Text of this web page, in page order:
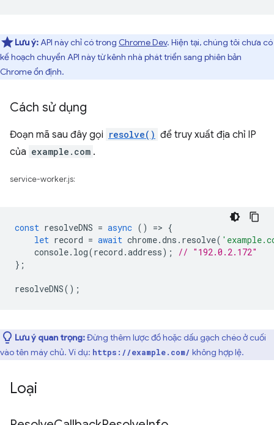
Lưu ý:API này chỉ có trong Chrome Dev. Hiện tại, chúng tôi chưa có
kế hoạch chuyển API này từ kênh nhà phát triển sang phiên bản
Chrome ổn định.
Cách sử dụng
Đoạn mã sau đây gọi resolve() để truy xuất địa chỉ IP
của example.com .
service-worker.js:
const resolveDNS = async () => {
let record = await chrome.dns . resolve(
console. log(record .address);
// "192.0.2.172"
};
resolveDNS();
Lưu ý quan trọng:Đừng thêm lược đồ hoặc dấu gạch chéo ở cuối
vào tên máy chủ. Ví dụ: https://example.com/ không hợp lệ.
Loại